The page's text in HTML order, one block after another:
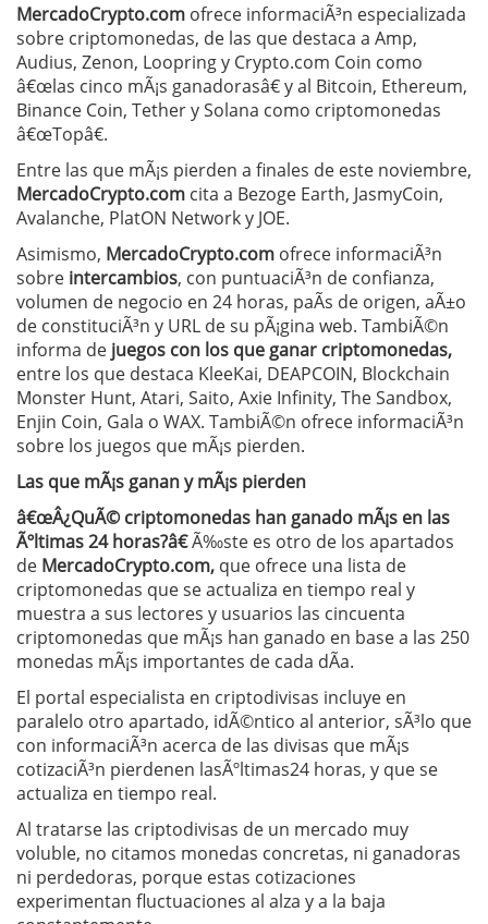
MercadoCrypto.com ofrece informaciÃ³n especializada
sobre criptomonedas, de las que destaca a Amp,
Audius, Zenon, Loopring y Crypto.com Coin como
â€œlas cinco mÃ¡s ganadorasâ€ y al Bitcoin, Ethereum,
Binance Coin, Tether y Solana como criptomonedas
â€œTopâ€.
Entre las que mÃ¡s pierden a finales de este noviembre,
MercadoCrypto.com cita a Bezoge Earth, JasmyCoin,
Avalanche, PlatON Network y JOE.
Asimismo, MercadoCrypto.com ofrece informaciÃ³n
sobre intercambios, con puntuaciÃ³n de confianza,
volumen de negocio en 24 horas, paÃ­s de origen, aÃ±o
de constituciÃ³n y URL de su pÃ¡gina web. TambiÃ©n
informa de juegos con los que ganar criptomonedas,
entre los que destaca KleeKai, DEAPCOIN, Blockchain
Monster Hunt, Atari, Saito, Axie Infinity, The Sandbox,
Enjin Coin, Gala o WAX. TambiÃ©n ofrece informaciÃ³n
sobre los juegos que mÃ¡s pierden.
Las que mÃ¡s ganan y mÃ¡s pierden
â€œÂ¿QuÃ© criptomonedas han ganado mÃ¡s en las
Ãºltimas 24 horas?â€Ã‰ste es otro de los apartados
de MercadoCrypto.com, que ofrece una lista de
criptomonedas que se actualiza en tiempo real y
muestra a sus lectores y usuarios las cincuenta
criptomonedas que mÃ¡s han ganado en base a las 250
monedas mÃ¡s importantes de cada dÃ­a.
El portal especialista en criptodivisas incluye en
paralelo otro apartado, idÃ©ntico al anterior, sÃ³lo que
con informaciÃ³n acerca de las divisas que mÃ¡s
cotizaciÃ³n pierdenen lasÃºltimas24 horas, y que se
actualiza en tiempo real.
Al tratarse las criptodivisas de un mercado muy
voluble, no citamos monedas concretas, ni ganadoras
ni perdedoras, porque estas cotizaciones
experimentan fluctuaciones al alza y a la baja